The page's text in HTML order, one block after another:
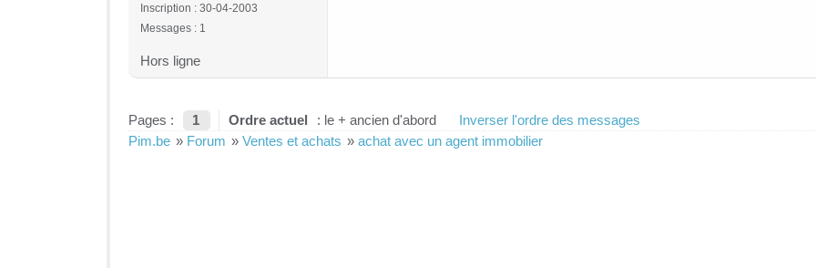
Inscription : 30-04-2003
Messages : 1
Hors ligne
Pages : 1 Ordre actuel : le + ancien d'abord
Inverser l'ordre des messages
Pim.be » Forum » Ventes et achats » achat avec un agent immobilier